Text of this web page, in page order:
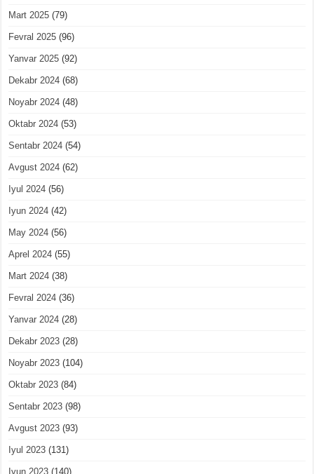
Mart 2025 (79)
Fevral 2025 (96)
Yanvar 2025 (92)
Dekabr 2024 (68)
Noyabr 2024 (48)
Oktabr 2024 (53)
Sentabr 2024 (54)
Avgust 2024 (62)
Iyul 2024 (56)
Iyun 2024 (42)
May 2024 (56)
Aprel 2024 (55)
Mart 2024 (38)
Fevral 2024 (36)
Yanvar 2024 (28)
Dekabr 2023 (28)
Noyabr 2023 (104)
Oktabr 2023 (84)
Sentabr 2023 (98)
Avgust 2023 (93)
Iyul 2023 (131)
Iyun 2023 (140)